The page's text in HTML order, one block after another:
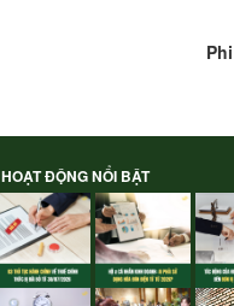
HOẠT ĐỘNG NỔI BẬT